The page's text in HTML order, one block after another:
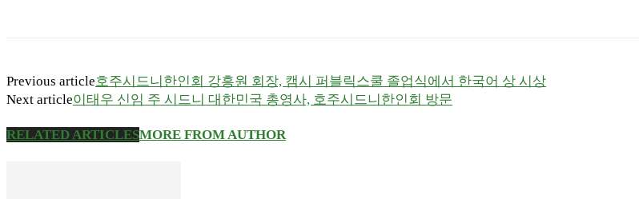
Previous article호주시드니한인회 강흥원 회장, 캠시 퍼블릭스쿨 졸업식에서 한국어 상 시상
Next article이태우 신임 주 시드니 대한민국 총영사, 호주시드니한인회 방문
RELATED ARTICLESMORE FROM AUTHOR